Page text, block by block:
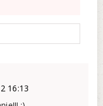
16:13